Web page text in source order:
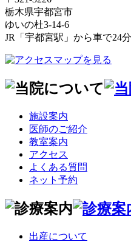
栃木県宇都宮市
ゆいの杜3-14-6
JR「宇都宮駅」から車で24分
施設案内
医師のご紹介
教室案内
アクセス
よくある質問
ネット予約
出産について